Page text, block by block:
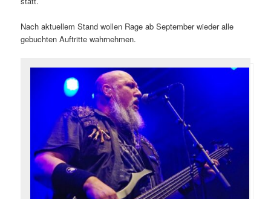
Nach aktuellem Stand wollen Rage ab September wieder alle
gebuchten Auftritte wahrnehmen.